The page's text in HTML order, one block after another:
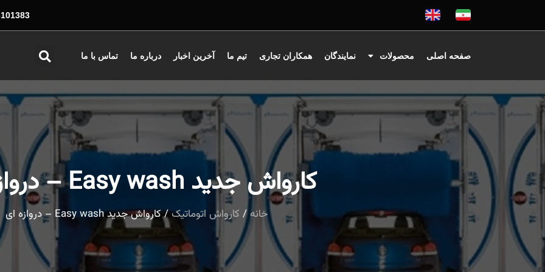
- 026
صفحه اصلی محصولات نمایندگان همکاران تجاری تیم ما آخرین اخبار درباره ما تماس با ما
کارواش جدید Easy wash – دروازه ای
خانه/ کارواش اتوماتیک/ کارواش جدید Easy wash – دروازه ای